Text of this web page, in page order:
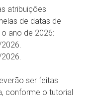
atribuições
de datas de
ano de 2026:
ser feitas
conforme o tutorial